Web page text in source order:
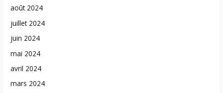
août 2024
juillet 2024
juin 2024
mai 2024
avril 2024
mars 2024